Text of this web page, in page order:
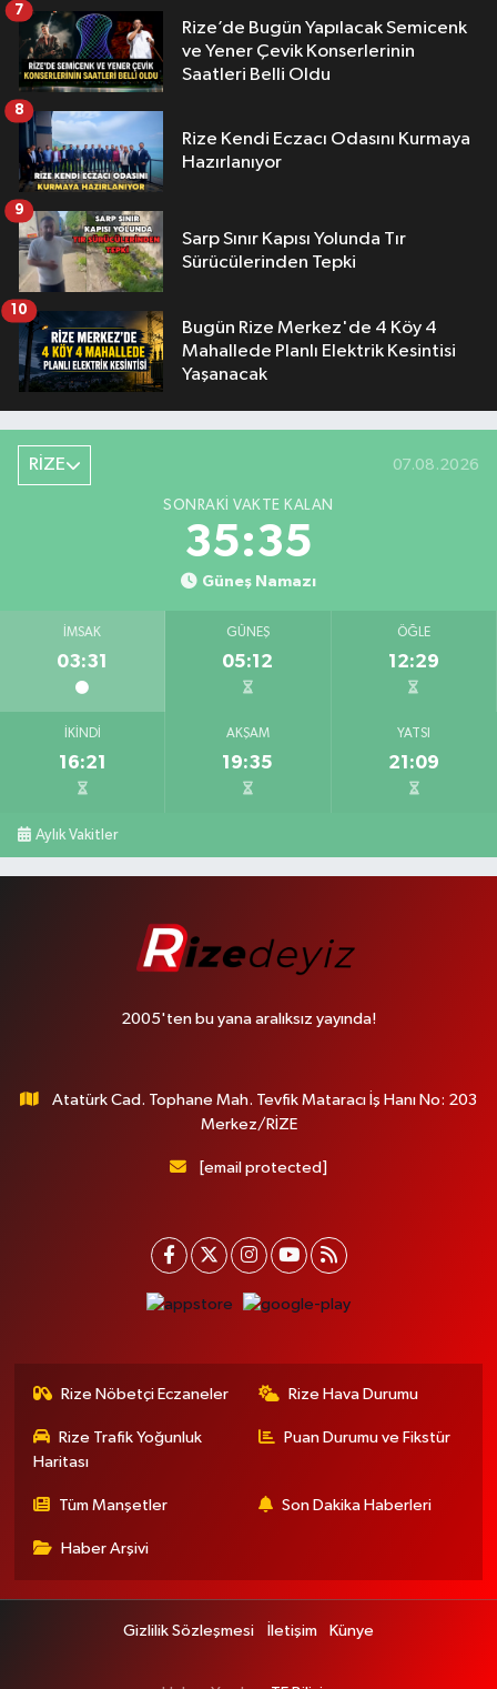
Rize’de Bugün Yapılacak Semicenk
ve Yener Çevik Konserlerinin
Saatleri Belli Oldu
7
Rize Kendi Eczacı Odasını Kurmaya
Hazırlanıyor
8
Sarp Sınır Kapısı Yolunda Tır
Sürücülerinden Tepki
9
Bugün Rize Merkez'de 4 Köy 4
Mahallede Planlı Elektrik Kesintisi
Yaşanacak
10
RİZE 07.08.2026
SONRAKI VAKTE KALAN
35:34
Güneş Namazı
İMSAK
03:31
GÜNEŞ
05:12
ÖĞLE
12:29
İKINDI
16:21
AKŞAM
19:35
YATSI
21:09
Aylık Vakitler
2005'ten bu yana aralıksız yayında!
Atatürk Cad. Tophane Mah. Tevfik Mataracı İş Hanı No: 203
Merkez/RİZE
[email protected]
Rize Nöbetçi Eczaneler Rize Hava Durumu
Rize Trafik Yoğunluk
Haritası
Puan Durumu ve Fikstür
Tüm Manşetler Son Dakika Haberleri
Haber Arşivi
Gizlilik Sözleşmesi İletişim Künye